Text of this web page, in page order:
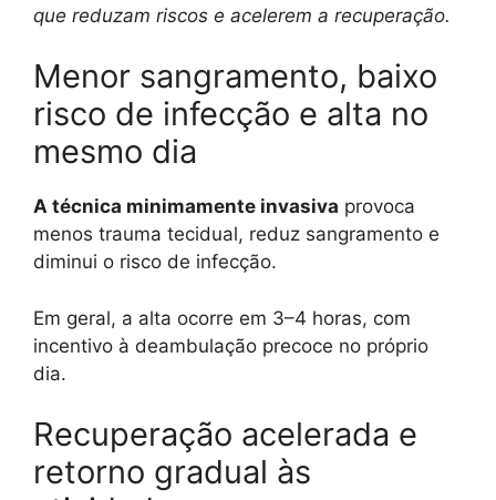
que reduzam riscos e acelerem a recuperação.
Menor sangramento, baixo
risco de infecção e alta no
mesmo dia
A técnica minimamente invasiva provoca
menos trauma tecidual, reduz sangramento e
diminui o risco de infecção.
Em geral, a alta ocorre em 3–4 horas, com
incentivo à deambulação precoce no próprio
dia.
Recuperação acelerada e
retorno gradual às